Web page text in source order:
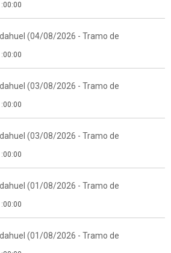
(04/08/2026 - Tramo de
(03/08/2026 - Tramo de
(03/08/2026 - Tramo de
(01/08/2026 - Tramo de
(01/08/2026 - Tramo de